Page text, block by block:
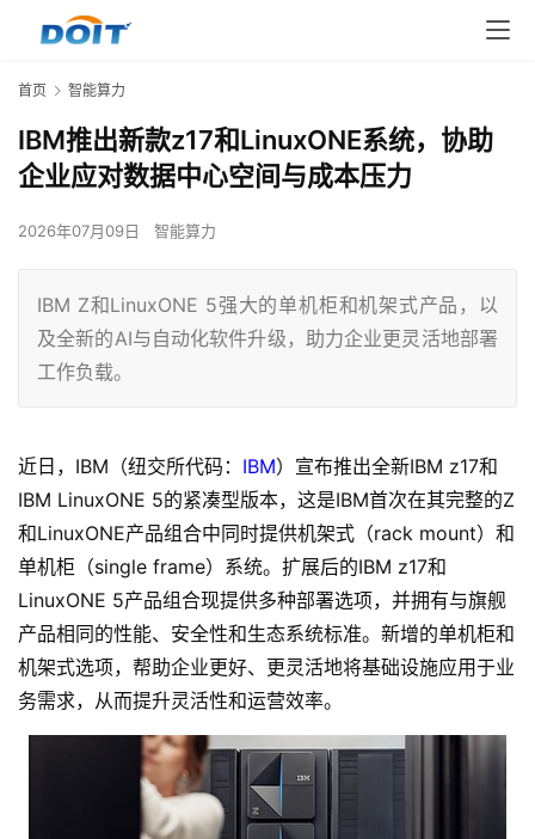
首页 智能算力
IBM推出新款z17和LinuxONE系统，协助
企业应对数据中心空间与成本压力
2026年07月09日 智能算力
IBM Z和LinuxONE 5强大的单机柜和机架式产品，以
及全新的AI与自动化软件升级，助力企业更灵活地部署
工作负载。
近日，IBM（纽交所代码： IBM）宣布推出全新IBM z17和
IBM LinuxONE 5的紧凑型版本，这是IBM首次在其完整的Z
和LinuxONE产品组合中同时提供机架式（rack mount）和
单机柜（single frame）系统。扩展后的IBM z17和
LinuxONE 5产品组合现提供多种部署选项，并拥有与旗舰
产品相同的性能、安全性和生态系统标准。新增的单机柜和
机架式选项，帮助企业更好、更灵活地将基础设施应用于业
务需求，从而提升灵活性和运营效率。